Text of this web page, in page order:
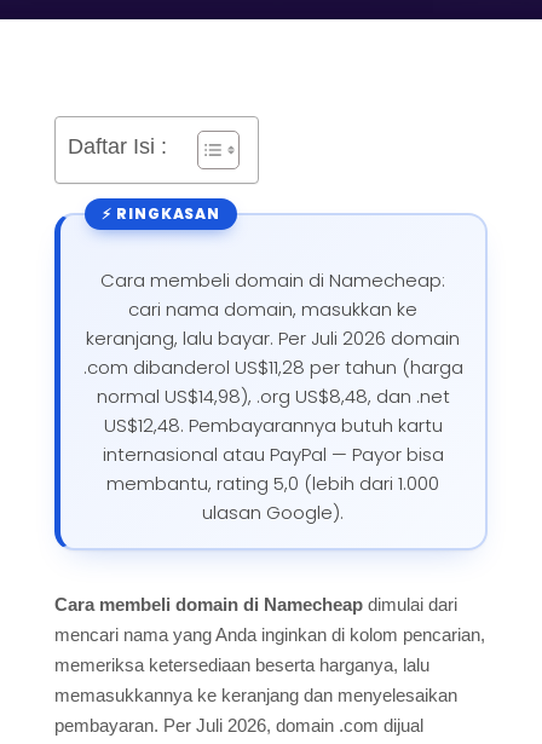
Daftar Isi :
Cara membeli domain di Namecheap:
cari nama domain, masukkan ke
keranjang, lalu bayar. Per Juli 2026 domain
.com dibanderol US$11,28 per tahun (harga
normal US$14,98), .org US$8,48, dan .net
US$12,48. Pembayarannya butuh kartu
internasional atau PayPal — Payor bisa
membantu, rating 5,0 (lebih dari 1.000
ulasan Google).
Cara membeli domain di Namecheapdimulai dari
mencari nama yang Anda inginkan di kolom pencarian,
memeriksa ketersediaan beserta harganya, lalu
memasukkannya ke keranjang dan menyelesaikan
pembayaran. Per Juli 2026, domain .com dijual